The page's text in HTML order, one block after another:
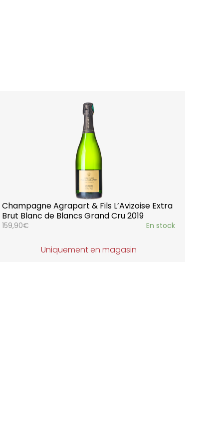
Champagne Agrapart & Fils L’Avizoise Extra
Brut Blanc de Blancs Grand Cru 2019
159,90€ En stock
Uniquement en magasin